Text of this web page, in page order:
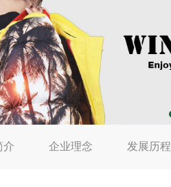
介 企业理念 发展历程